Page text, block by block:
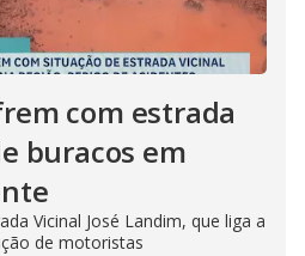
com estrada
buracos em
Vicinal José Landim, que liga a
de motoristas